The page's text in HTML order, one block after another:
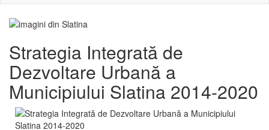
Strategia Integrată de
Dezvoltare Urbană a
Municipiului Slatina 2014-2020